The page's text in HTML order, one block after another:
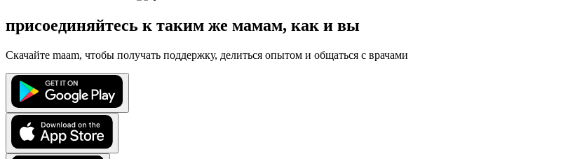
присоединяйтесь к таким же мамам, как и вы
Скачайте maam, чтобы получать поддержку, делиться опытом и общаться с врачами